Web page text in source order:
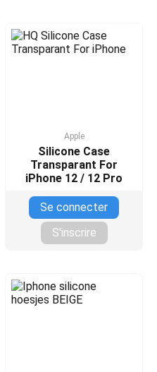
Apple
Silicone Case
Transparant For
iPhone 12 / 12 Pro
Se connecter
S'inscrire